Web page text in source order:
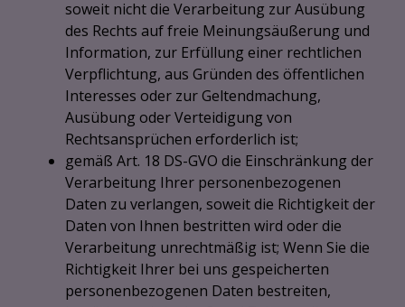
soweit nicht die Verarbeitung zur Ausübung
des Rechts auf freie Meinungsäußerung und
Information, zur Erfüllung einer rechtlichen
Verpflichtung, aus Gründen des öffentlichen
Interesses oder zur Geltendmachung,
Ausübung oder Verteidigung von
Rechtsansprüchen erforderlich ist;
gemäß Art. 18 DS-GVO die Einschränkung der
Verarbeitung Ihrer personenbezogenen
Daten zu verlangen, soweit die Richtigkeit der
Daten von Ihnen bestritten wird oder die
Verarbeitung unrechtmäßig ist; Wenn Sie die
Richtigkeit Ihrer bei uns gespeicherten
personenbezogenen Daten bestreiten,